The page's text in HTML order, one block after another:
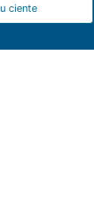
1800
ciente